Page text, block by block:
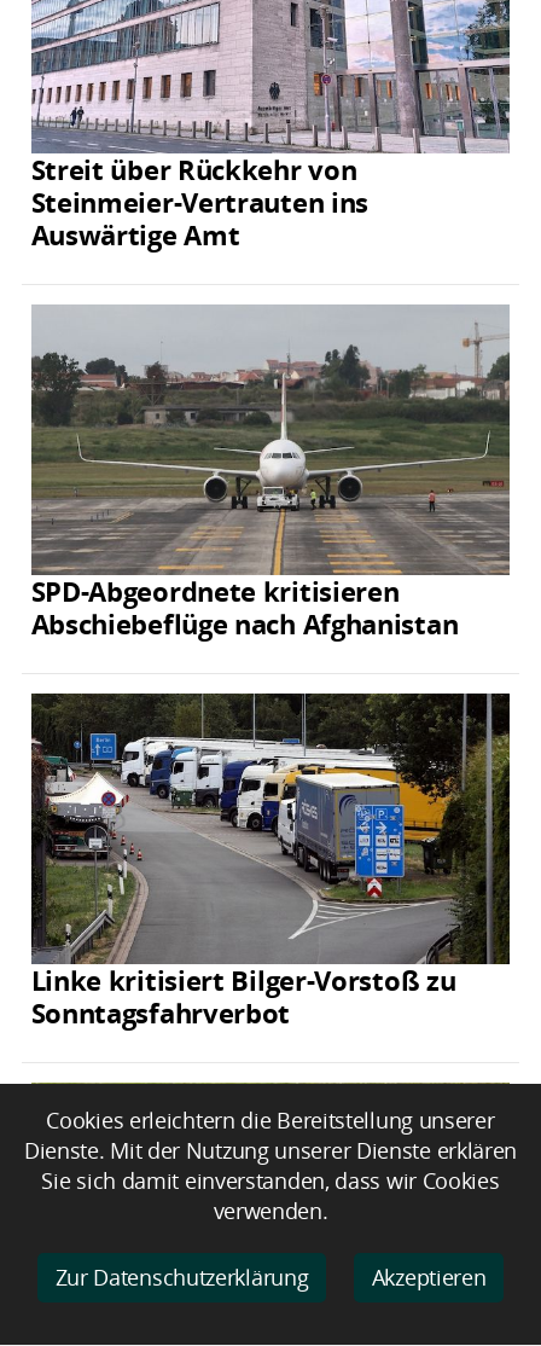
Streit über Rückkehr von
Steinmeier-Vertrauten ins
Auswärtige Amt
SPD-Abgeordnete kritisieren
Abschiebeflüge nach Afghanistan
Linke kritisiert Bilger-Vorstoß zu
Sonntagsfahrverbot
Cookies erleichtern die Bereitstellung unserer
Dienste. Mit der Nutzung unserer Dienste erklären
Sie sich damit einverstanden, dass wir Cookies
verwenden.
Zur Datenschutzerklärung Akzeptieren